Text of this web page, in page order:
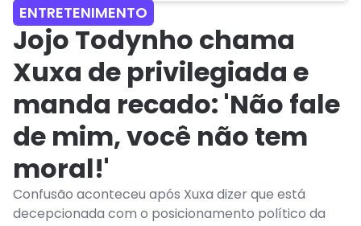
ENTRETENIMENTO
Jojo Todynho chama
Xuxa de privilegiada e
manda recado: 'Não fale
de mim, você não tem
moral!'
Confusão aconteceu após Xuxa dizer que está
decepcionada com o posicionamento político da